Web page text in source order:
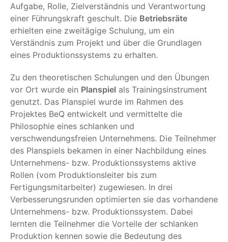
Aufgabe, Rolle, Zielverständnis und Verantwortung
einer Führungskraft geschult. Die Betriebsräte
erhielten eine zweitägige Schulung, um ein
Verständnis zum Projekt und über die Grundlagen
eines Produktionssystems zu erhalten.
Zu den theoretischen Schulungen und den Übungen
vor Ort wurde ein Planspiel als Trainingsinstrument
genutzt. Das Planspiel wurde im Rahmen des
Projektes BeQ entwickelt und vermittelte die
Philosophie eines schlanken und
verschwendungsfreien Unternehmens. Die Teilnehmer
des Planspiels bekamen in einer Nachbildung eines
Unternehmens- bzw. Produktionssystems aktive
Rollen (vom Produktionsleiter bis zum
Fertigungsmitarbeiter) zugewiesen. In drei
Verbesserungsrunden optimierten sie das vorhandene
Unternehmens- bzw. Produktionssystem. Dabei
lernten die Teilnehmer die Vorteile der schlanken
Produktion kennen sowie die Bedeutung des